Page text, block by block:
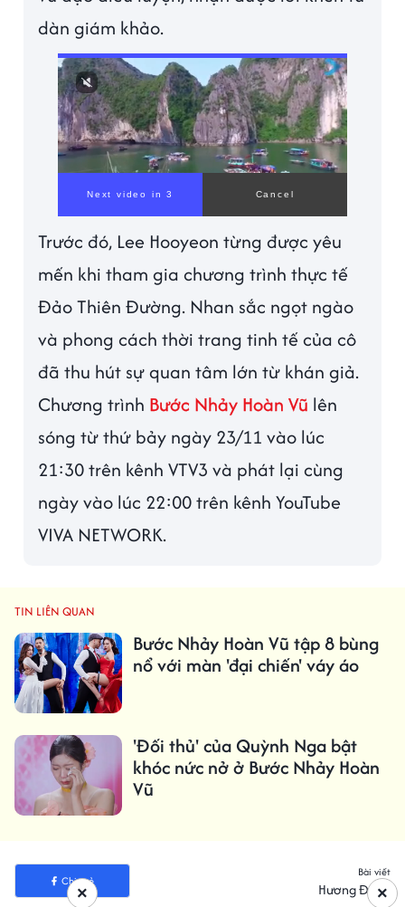
dàn giám khảo.
Trước đó, Lee Hooyeon từng được yêu
mến khi tham gia chương trình thực tế
Đảo Thiên Đường. Nhan sắc ngọt ngào
và phong cách thời trang tinh tế của cô
đã thu hút sự quan tâm lớn từ khán giả.
Chương trình Bước Nhảy Hoàn Vũ lên
sóng từ thứ bảy ngày 23/11 vào lúc
21:30 trên kênh VTV3 và phát lại cùng
ngày vào lúc 22:00 trên kênh YouTube
VIVA NETWORK.
TIN LIÊN QUAN
Bước Nhảy Hoàn Vũ tập 8 bùng
nổ với màn 'đại chiến' váy áo
'Đối thủ' của Quỳnh Nga bật
khóc nức nở ở Bước Nhảy Hoàn
Vũ
Chia sẻ
Bài viết
Hương Đông
×
×